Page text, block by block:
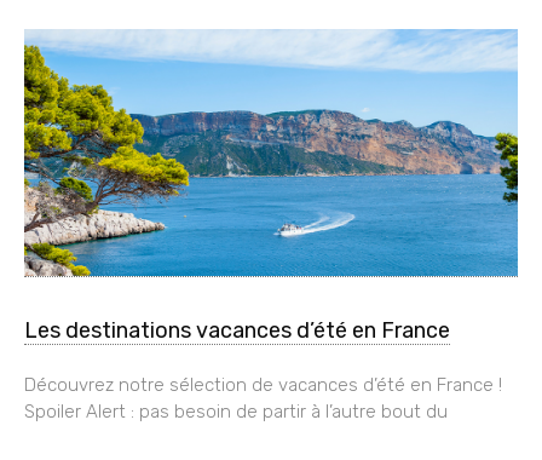
Les destinations vacances d’été en France
Découvrez notre sélection de vacances d’été en France !
Spoiler Alert : pas besoin de partir à l’autre bout du